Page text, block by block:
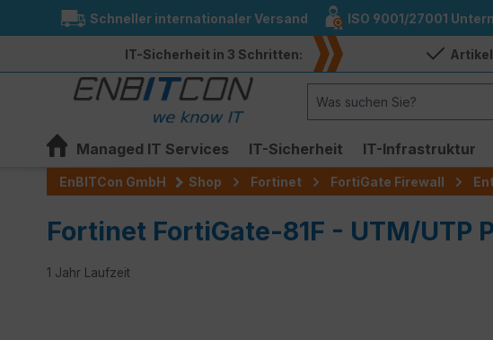
Zur Hauptnavigation springen
Schneller internationaler Versand ISO 9001/27001
IT-Sicherheit in 3 Schritten:
Managed IT Services IT-Sicherheit IT-Infrastruktur
EnBITCon GmbH Shop Fortinet FortiGate Firewall
Fortinet FortiGate-81F - UTM/UTP
1 Jahr Laufzeit